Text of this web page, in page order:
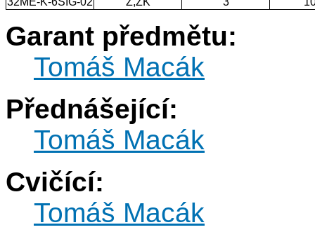
Garant předmětu:
Tomáš Macák
Přednášející:
Tomáš Macák
Cvičící:
Tomáš Macák